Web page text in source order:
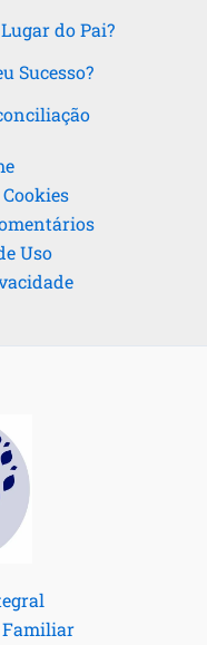
do Pai?
Sucesso?
Uso
Familiar